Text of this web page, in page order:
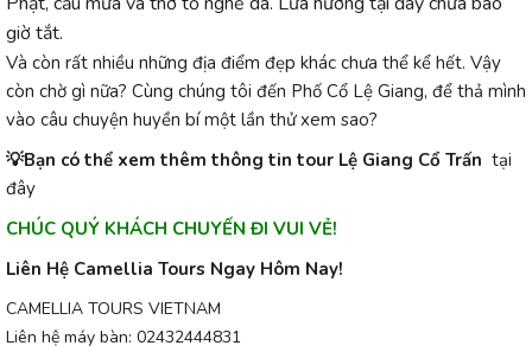
giờ tắt.
Và còn rất nhiều những địa điểm đẹp khác chưa thể kể hết. Vậy
còn chờ gì nữa? Cùng chúng tôi đến Phố Cổ Lệ Giang, để thả mình
vào câu chuyện huyền bí một lần thử xem sao?
💡Bạn có thể xem thêm thông tin tour Lệ Giang Cổ Trấn tại
đây
CHÚC QUÝ KHÁCH CHUYẾN ĐI VUI VẺ!
Liên Hệ Camellia Tours Ngay Hôm Nay!
CAMELLIA TOURS VIETNAM
Liên hệ máy bàn: 02432444831